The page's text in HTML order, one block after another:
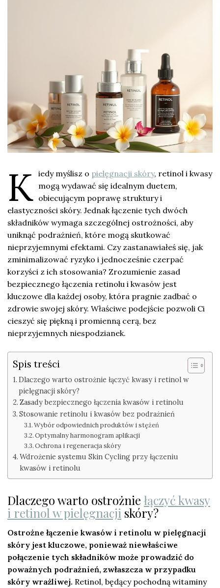
K iedy myślisz o pielęgnacji skóry, retinol i kwasy
mogą wydawać się idealnym duetem,
obiecującym poprawę struktury i
elastyczności skóry. Jednak łączenie tych dwóch
składników wymaga szczególnej ostrożności, aby
uniknąć podrażnień, które mogą skutkować
nieprzyjemnymi efektami. Czy zastanawiałeś się, jak
zminimalizować ryzyko i jednocześnie czerpać
korzyści z ich stosowania? Zrozumienie zasad
bezpiecznego łączenia retinolu i kwasów jest
kluczowe dla każdej osoby, która pragnie zadbać o
zdrowie swojej skóry. Właściwe podejście pozwoli Ci
cieszyć się piękną i promienną cerą, bez
nieprzyjemnych niespodzianek.
Spis treści
Dlaczego warto ostrożnie łączyć kwasy i retinol w
pielęgnacji skóry?
Zasady bezpiecznego łączenia kwasów i retinolu
Stosowanie retinolu i kwasów bez podrażnień
Wybór odpowiednich produktów i stężeń
Optymalny harmonogram aplikacji
Ochrona i regeneracja skóry
Wdrożenie systemu Skin Cycling przy łączeniu
kwasów i retinolu
Dlaczego warto ostrożnie łączyć kwasy
i retinol w pielęgnacji skóry?
Ostrożne łączenie kwasów i retinolu w pielęgnacji
skóry jest kluczowe, ponieważ niewłaściwe
połączenie tych składników może prowadzić do
poważnych podrażnień, zwłaszcza w przypadku
skóry wrażliwej. Retinol, będący pochodną witaminy